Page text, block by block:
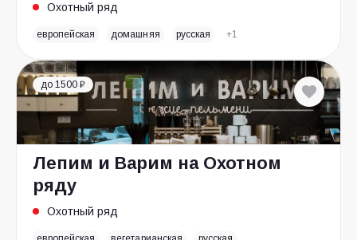
Охотный ряд
европейская домашняя русская +1
до 1500 ₽
Лепим и Варим на Охотном
ряду
Охотный ряд